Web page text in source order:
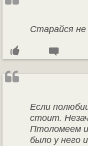
Старайся
Если
стоит.
Птоломеем
было у него